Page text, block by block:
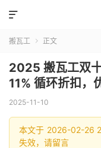

搬瓦工  正文
2025 搬瓦工双
11% 循环折扣，
2025-11-10
本文于 2026-02-26
失效，请留言